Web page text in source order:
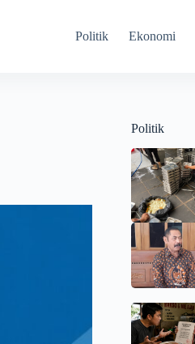
Politik Ekonomi
Politik